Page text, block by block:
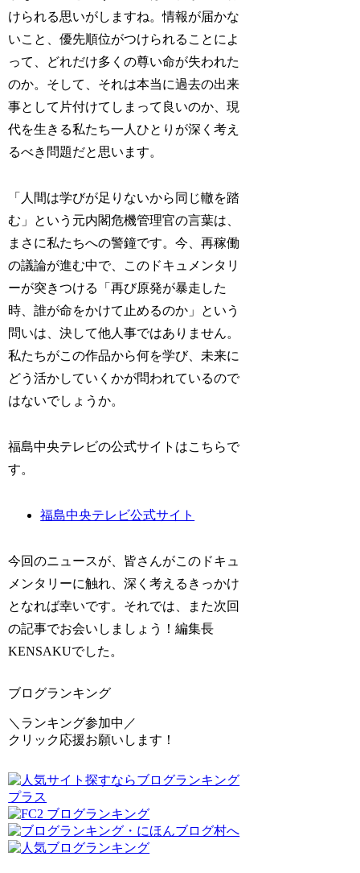
けられる思いがしますね。情報が届かな
いこと、優先順位がつけられることによ
って、どれだけ多くの尊い命が失われた
のか。そして、それは本当に過去の出来
事として片付けてしまって良いのか、現
代を生きる私たち一人ひとりが深く考え
るべき問題だと思います。
「人間は学びが足りないから同じ轍を踏
む」という元内閣危機管理官の言葉は、
まさに私たちへの警鐘です。今、再稼働
の議論が進む中で、このドキュメンタリ
ーが突きつける「再び原発が暴走した
時、誰が命をかけて止めるのか」という
問いは、決して他人事ではありません。
私たちがこの作品から何を学び、未来に
どう活かしていくかが問われているので
はないでしょうか。
福島中央テレビの公式サイトはこちらで
す。
福島中央テレビ公式サイト
今回のニュースが、皆さんがこのドキュ
メンタリーに触れ、深く考えるきっかけ
となれば幸いです。それでは、また次回
の記事でお会いしましょう！編集長
KENSAKUでした。
ブログランキング
＼ランキング参加中／
クリック応援お願いします！